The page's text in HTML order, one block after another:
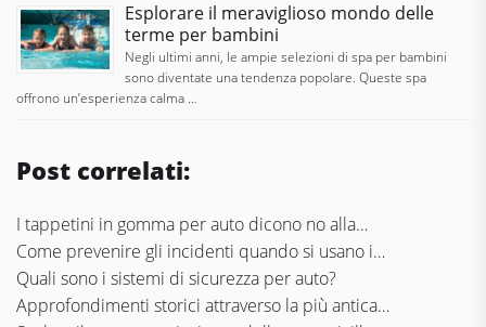
Esplorare il meraviglioso mondo delle
terme per bambini
Negli ultimi anni, le ampie selezioni di spa per bambini
sono diventate una tendenza popolare. Queste spa
offrono un’esperienza calma …
Post correlati:
I tappetini in gomma per auto dicono no alla…
Come prevenire gli incidenti quando si usano i…
Quali sono i sistemi di sicurezza per auto?
Approfondimenti storici attraverso la più antica…